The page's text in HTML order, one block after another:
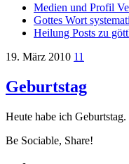
Medien und Profil
Gottes Wort
Heilung Posts zu
19. März 2010 11
Geburtstag
Heute habe ich
Be Sociable, Share!